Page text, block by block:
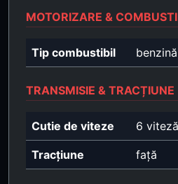
MOTORIZARE &
Tip combustibil benzină
TRANSMISIE & TRACȚIUNE
Cutie de viteze 6
Tracțiune față